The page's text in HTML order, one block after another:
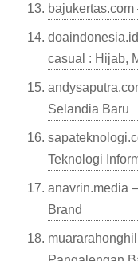
casual : Hijab,
Selandia Baru
Teknologi
anavrin.media
Brand